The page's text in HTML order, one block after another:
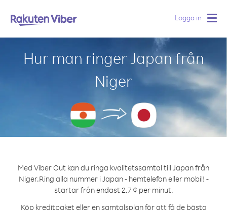
Logga in
Hur man ringer Japan från
Niger
Med Viber Out kan du ringa kvalitetssamtal till Japan från
Niger.Ring alla nummer i Japan - hemtelefon eller mobil! -
startar från endast 2.7 ¢ per minut.
Köp kreditpaket eller en samtalsplan för att få de bästa